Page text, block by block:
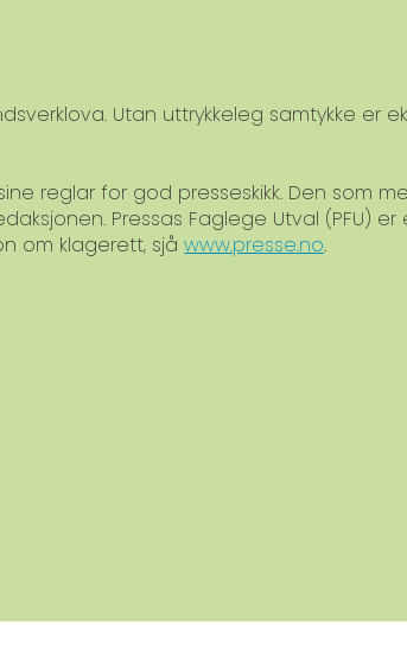
Utan uttrykkeleg samtykke er
reglar for god presseskikk. Den som
Pressas Faglege Utval (PFU)
om klagerett, sjåwww.presse.no.